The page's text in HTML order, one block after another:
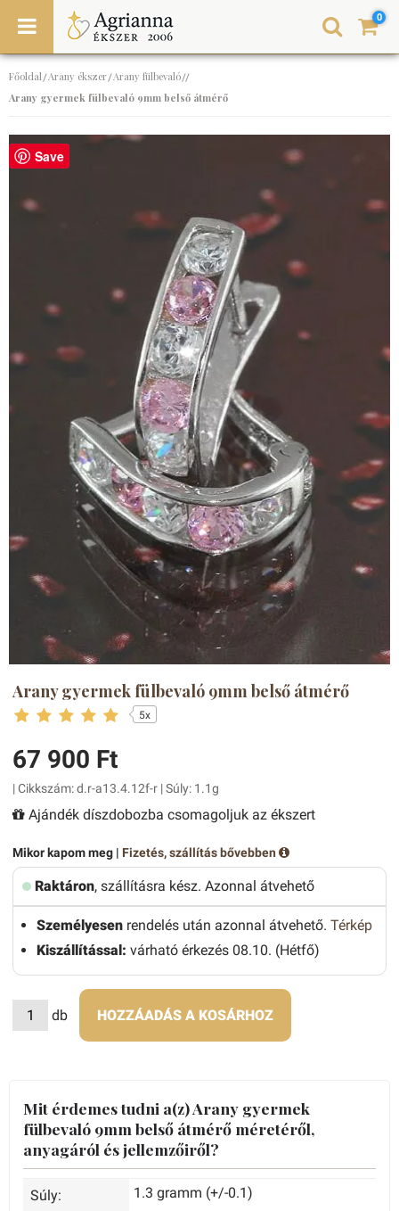
0
Főoldal/Arany ékszer/Arany fülbevaló//
Arany gyermek fülbevaló 9mm belső átmérő
Save
Arany gyermek fülbevaló 9mm belső átmérő
5x
67 900 Ft
| Cikkszám: d.r-a13.4.12f-r | Súly: 1.1g
Ajándék díszdobozba csomagoljuk az ékszert
Mikor kapom meg | Fizetés, szállítás bővebben
Raktáron, szállításra kész. Azonnal átvehető
Személyesen rendelés után azonnal átvehető. Térkép
Kiszállítással: várható érkezés 08.10. (Hétfő)
db HOZZÁADÁS A KOSÁRHOZ
Mit érdemes tudni a(z) Arany gyermek
fülbevaló 9mm belső átmérő méretéről,
anyagáról és jellemzőiről?
Súly: 1.3 gramm (+/-0.1)